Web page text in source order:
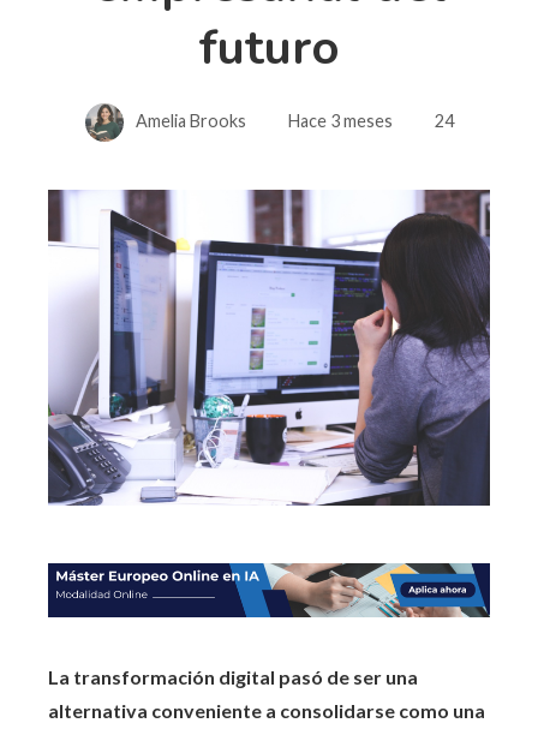
futuro
Amelia Brooks Hace 3 meses 24
La transformación digital pasó de ser una
alternativa conveniente a consolidarse como una